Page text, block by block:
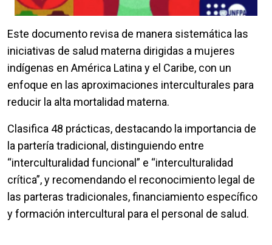
Este documento revisa de manera sistemática las
iniciativas de salud materna dirigidas a mujeres
indígenas en América Latina y el Caribe, con un
enfoque en las aproximaciones interculturales para
reducir la alta mortalidad materna.
Clasifica 48 prácticas, destacando la importancia de
la partería tradicional, distinguiendo entre
“interculturalidad funcional” e “interculturalidad
crítica”, y recomendando el reconocimiento legal de
las parteras tradicionales, financiamiento específico
y formación intercultural para el personal de salud.